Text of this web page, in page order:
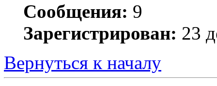
Сообщения: 9
Зарегистрирован: 23
Вернуться к началу